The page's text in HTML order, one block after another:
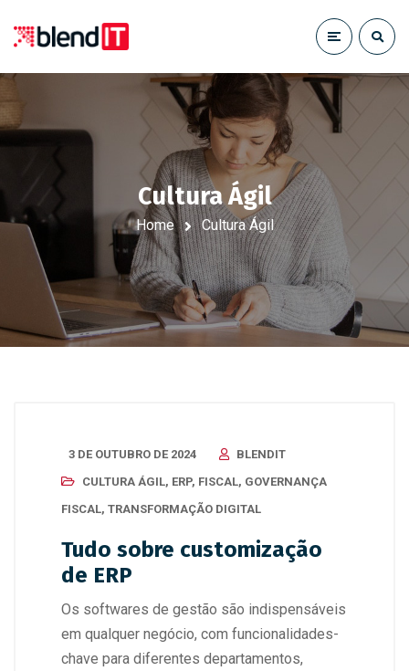
Cultura Ágil
Home Cultura Ágil
3 DE OUTUBRO DE 2024
BLENDIT
CULTURA ÁGIL, ERP, FISCAL, GOVERNANÇA
FISCAL, TRANSFORMAÇÃO DIGITAL
Tudo sobre customização
de ERP
Os softwares de gestão são indispensáveis
em qualquer negócio, com funcionalidades-
chave para diferentes departamentos,